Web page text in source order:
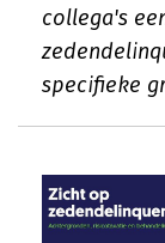
collega's
specifieke